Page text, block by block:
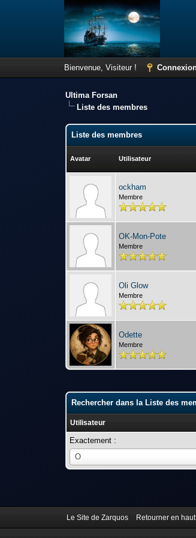
Bienvenue, Visiteur !
Ultima Forsan
Liste des membres
Liste des membres
Avatar Utilisateur
ockham
Membre
OK-Mon-Pote
Membre
Oli Glow
Membre
Odette
Membre
Rechercher dans la Liste des
Utilisateur
Exactement :
O
Utilisateur
Le Site de Zarquos Retourner en haut